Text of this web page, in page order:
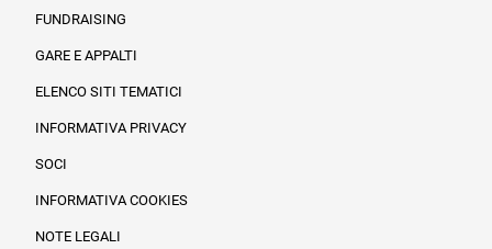
FUNDRAISING
GARE E APPALTI
ELENCO SITI TEMATICI
INFORMATIVA PRIVACY
SOCI
INFORMATIVA COOKIES
NOTE LEGALI